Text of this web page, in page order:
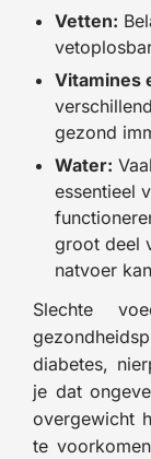
Vetten:
Vitamines
gezond
Water:
essentieel
groot deel
natvoer
Slechte
diabetes,
je dat
overgewicht
te